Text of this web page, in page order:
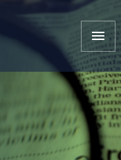
menu